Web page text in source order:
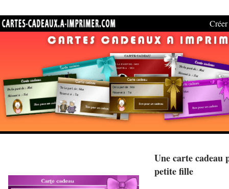
Créer
Une carte cadeau
petite fille